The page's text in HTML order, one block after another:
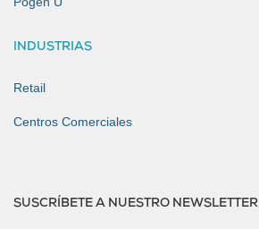
INDUSTRIAS
Retail
Centros Comerciales
SUSCRÍBETE A NUESTRO NEWSLETTER